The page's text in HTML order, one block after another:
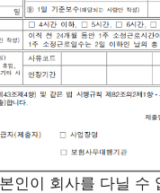
인이 회사를 다닐 수